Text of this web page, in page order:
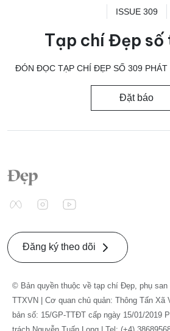
ISSUE 309
Tạp chí Đẹp số
ĐÓN ĐỌC TẠP CHÍ ĐẸP SỐ 309 PHÁT
Đặt báo
Đăng ký theo dõi
© Bản quyền thuộc về tạp chí Đẹp, phụ san
TTXVN | Cơ quan chủ quản: Thông Tấn Xã
bản số: 15/GP-TTĐT cấp ngày 15/01/2019